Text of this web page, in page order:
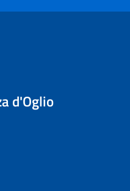
d'Oglio